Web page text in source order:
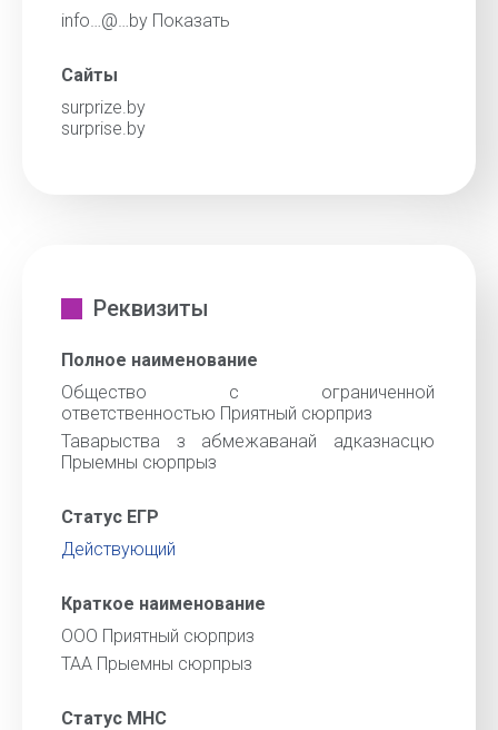
info…@…by Показать
Сайты
surprize.by
surprise.by
Реквизиты
Полное наименование
Общество с ограниченной
ответственностью Приятный сюрприз
Таварыства з абмежаванай адказнасцю
Прыемны сюрпрыз
Статус ЕГР
Действующий
Краткое наименование
ООО Приятный сюрприз
ТАА Прыемны сюрпрыз
Статус МНС